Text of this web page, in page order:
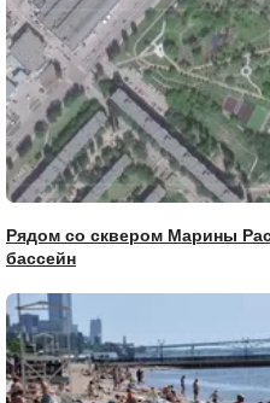
Рядом со сквером Марины
бассейн